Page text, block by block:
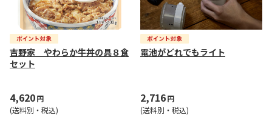
吉野家 やわらか牛丼の具８食
セット
4,620円
(送料別・税込)
電池がどれでもライト
2,716円
(送料別・税込)